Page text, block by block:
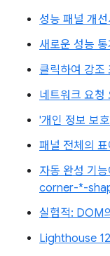
성능 패널 개
새로운 성능 통
클릭하여 강조
네트워크 요청
'개인 정보 보
패널 전체의
자동 완성 기
corner-*-
실험적: DOM
Lighthouse